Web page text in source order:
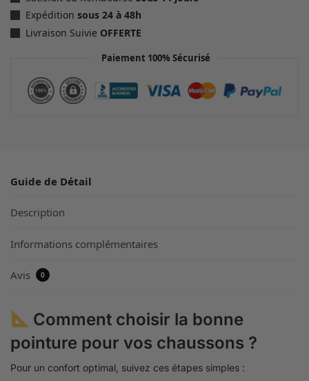
Expédition sous 24 à 48h
Livraison Suivie OFFERTE
Paiement 100% Sécurisé
Guide de Détail
Description
Informations complémentaires
Avis 0
Comment choisir la bonne
pointure pour vos chaussons ?
Pour un confort optimal, suivez ces étapes simples :